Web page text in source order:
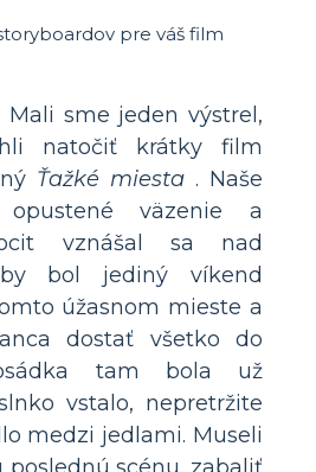
Mali sme jeden výstrel,
natočiť krátky film
Ťažké miesta . Naše
väzenie a
vznášal sa nad
bol jediný víkend
úžasnom mieste a
dostať všetko do
tam bola už
vstalo, nepretržite
medzi jedlami. Museli